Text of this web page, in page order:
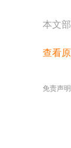
本文
查看
免责声